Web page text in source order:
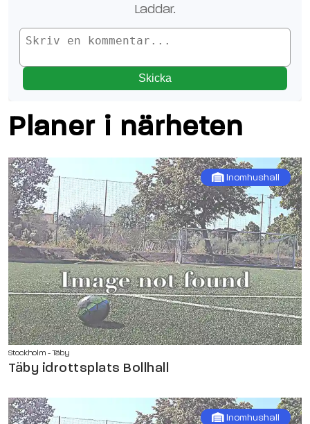
Laddar.
Skicka
Planer i närheten
Inomhushall
Stockholm - Täby
Täby idrottsplats Bollhall
Inomhushall